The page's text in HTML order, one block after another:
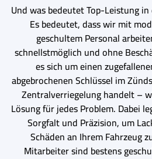
Und was bedeutet Top-Leistung
Es bedeutet, dass wir mit
geschultem Personal
schnellstmöglich und ohne
es sich um einen
abgebrochenen Schlüssel im
Zentralverriegelung handelt –
Lösung für jedes Problem. Dabei
Sorgfalt und Präzision, um
Schäden an Ihrem Fahrzeug
Mitarbeiter sind bestens